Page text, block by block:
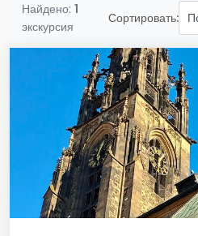
Найдено: 1
экскурсия
Сортировать: